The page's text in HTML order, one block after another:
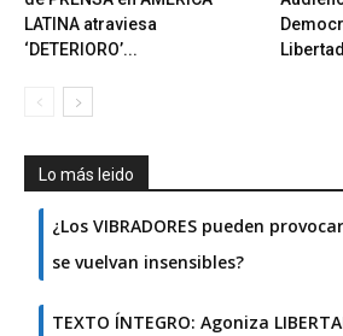
LATINA atraviesa
‘DETERIORO’...
Lo más leido
¿Los VIBRADORES pueden
se vuelvan insensibles?
TEXTO ÍNTEGRO: Agoniza